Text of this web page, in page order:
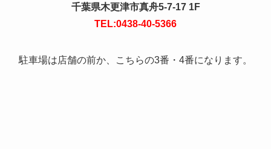
千葉県木更津市真舟5-7-17 1F
TEL:0438-40-5366
駐車場は店舗の前か、こちらの3番・4番になります。